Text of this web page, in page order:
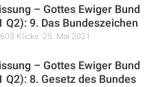
– Gottes Ewiger Bund
Q2): 9. Das Bundeszeichen
603 Klicks 25. Mai 2021
– Gottes Ewiger Bund
Q2): 8. Gesetz des Bundes